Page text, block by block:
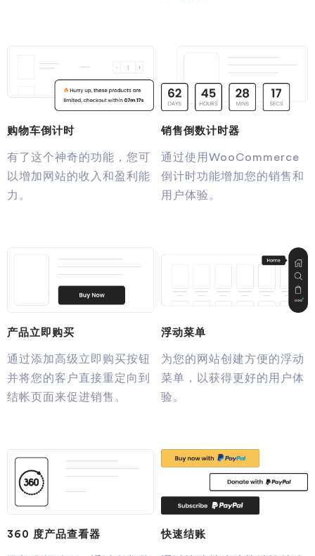
购物车倒计时
有了这个神奇的功能，您可
以增加网站的收入和盈利能
力。
销售倒数计时器
通过使用WooCommerce
倒计时功能增加您的销售和
用户体验。
产品立即购买
通过添加高级立即购买按钮
并将您的客户直接重定向到
结帐页面来促进销售。
浮动菜单
为您的网站创建方便的浮动
菜单，以获得更好的用户体
验。
360 度产品查看器 快速结账